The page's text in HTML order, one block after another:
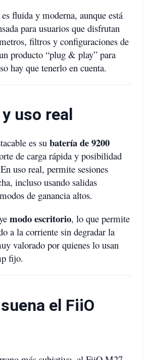
fluida y moderna, aunque está
para usuarios que disfrutan
filtros y configuraciones de
producto “plug & play” para
hay que tenerlo en cuenta.
uso real
es su batería de 9200
de carga rápida y posibilidad
uso real, permite sesiones
incluso usando salidas
de ganancia altos.
modo escritorio, lo que permite
a la corriente sin degradar la
valorado por quienes lo usan
fijo.
el FiiO